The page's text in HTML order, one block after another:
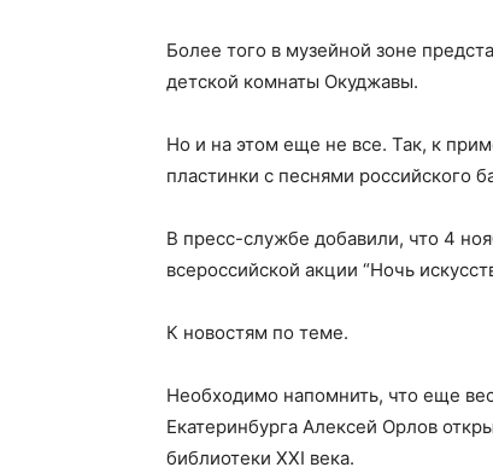
Более того в музейной зоне
детской комнаты Окуджавы.
Но и на этом еще не все. Так, к
пластинки с песнями российского
В пресс-службе добавили, что 4
всероссийской акции “Ночь
К новостям по теме.
Необходимо напомнить, что еще
Екатеринбурга Алексей Орлов
библиотеки XXI века.